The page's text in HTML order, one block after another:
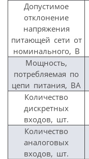
Допустимое
отклонение
напряжения
питающей сети от
номинального, В
Мощность,
потребляемая по
цепи питания, ВА
Количество
дискретных
входов, шт.
Количество
аналоговых
входов, шт.